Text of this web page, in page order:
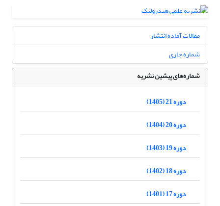
مقالات آماده انتشار
شماره جاری
شماره‌های پیشین نشریه
دوره 21 (1405)
دوره 20 (1404)
دوره 19 (1403)
دوره 18 (1402)
دوره 17 (1401)